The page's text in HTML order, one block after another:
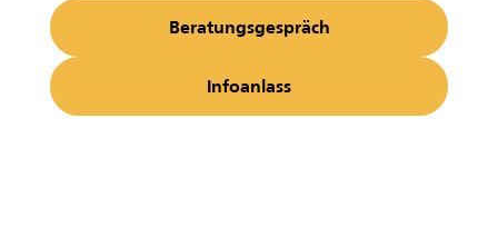
Beratungsgespräch
Infoanlass